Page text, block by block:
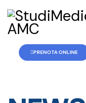
PRENOTA ONLINE